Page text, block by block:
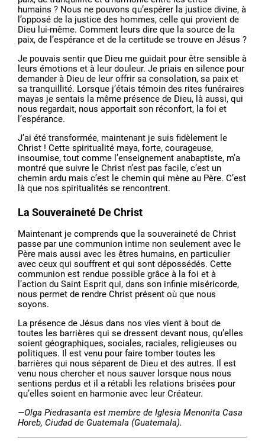
humains ? Nous ne pouvons qu’espérer la justice divine, à
l’opposé de la justice des hommes, celle qui provient de
Dieu lui-même. Comment leurs dire que la source de la
paix, de l’espérance et de la certitude se trouve en Jésus ?
Je pouvais sentir que Dieu me guidait pour être sensible à
leurs émotions et à leur douleur. Je priais en silence pour
demander à Dieu de leur offrir sa consolation, sa paix et
sa tranquillité. Lorsque j’étais témoin des rites funéraires
mayas je sentais la même présence de Dieu, là aussi, qui
nous regardait, nous apportait son réconfort, la foi et
l’espérance.
J’ai été transformée, maintenant je suis fidèlement le
Christ ! Cette spiritualité maya, forte, courageuse,
insoumise, tout comme l’enseignement anabaptiste, m’a
montré que suivre le Christ n’est pas facile, c’est un
chemin ardu mais c’est le chemin qui mène au Père. C’est
là que nos spiritualités se rencontrent.
La Souveraineté De Christ
Maintenant je comprends que la souveraineté de Christ
passe par une communion intime non seulement avec le
Père mais aussi avec les êtres humains, en particulier
avec ceux qui souffrent et qui sont dépossédés. Cette
communion est rendue possible grâce à la foi et à
l’action du Saint Esprit qui, dans son infinie miséricorde,
nous permet de rendre Christ présent où que nous
soyons.
La présence de Jésus dans nos vies vient à bout de
toutes les barrières qui se dressent devant nous, qu’elles
soient géographiques, sociales, raciales, religieuses ou
politiques. Il est venu pour faire tomber toutes les
barrières qui nous séparent de Dieu et des autres. Il est
venu nous chercher et nous sauver lorsque nous nous
sentions perdus et il a rétabli les relations brisées pour
qu’elles soient en harmonie avec leur Créateur.
—Olga Piedrasanta est membre de Iglesia Menonita Casa
Horeb, Ciudad de Guatemala (Guatemala).